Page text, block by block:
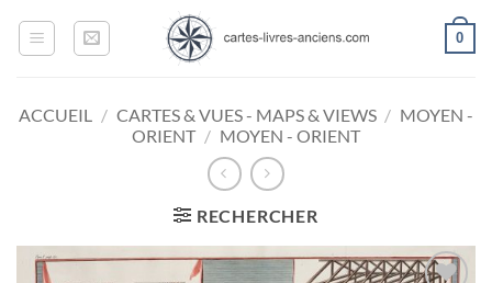
0
ACCUEIL / CARTES & VUES - MAPS & VIEWS / MOYEN -
ORIENT / MOYEN - ORIENT
RECHERCHER